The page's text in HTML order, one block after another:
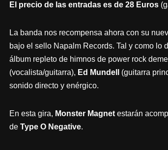
El precio de las entradas es de 28 Euros
La banda nos recompensa ahora con su
bajo el sello Napalm Records. Tal y como lo
álbum repleto de himnos de power rock
(vocalista/guitarra), Ed Mundell (guitarra
sonido directo y enérgico.
En esta gira, Monster Magnet estarán
de Type O Negative.